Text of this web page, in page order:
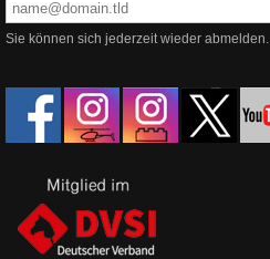
Sie können sich jederzeit wieder abmelden.